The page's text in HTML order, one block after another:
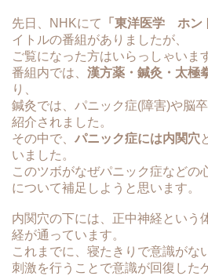
先日、NHKにて 「東洋医学 ホン
イトルの番組がありましたが、
ご覧になった方はいらっしゃいま
番組内では、 漢方薬・鍼灸・太極
り、
鍼灸では、パニック症(障害)や脳
紹介されました。
その中で、 パニック症には内関穴
いました。
このツボがなぜパニック症などの
について補足しようと思います。
内関穴の下には、正中神経という
経が通っています。
これまでに、寝たきりで意識がな
刺激を行うことで意識が回復した